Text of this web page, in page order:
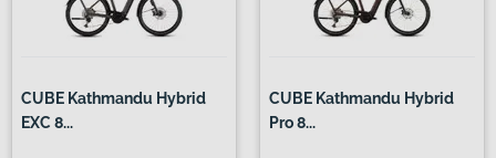
CUBE Kathmandu Hybrid
EXC 8...
CUBE Kathmandu Hybrid
Pro 8...